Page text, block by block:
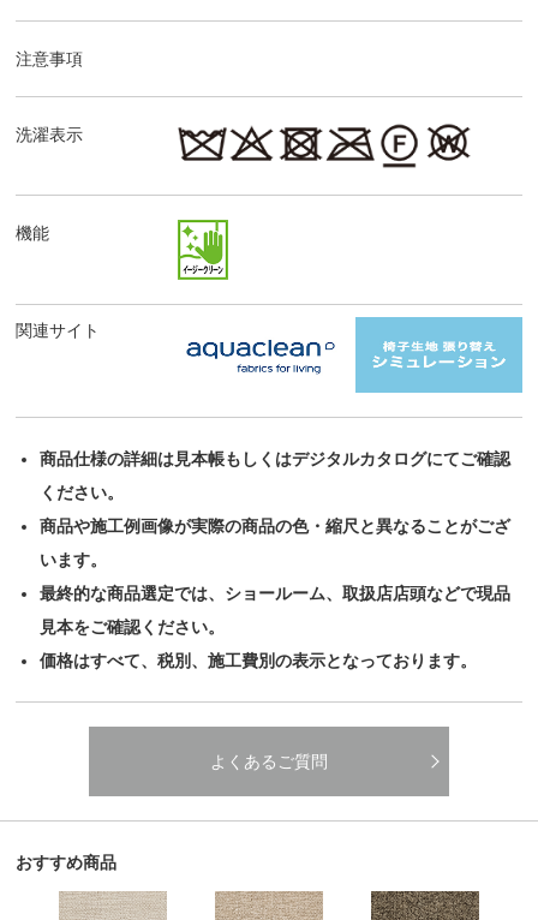
注意事項
洗濯表示
機能
関連サイト
商品仕様の詳細は見本帳もしくはデジタルカタログにてご確認
ください。
商品や施工例画像が実際の商品の色・縮尺と異なることがござ
います。
最終的な商品選定では、ショールーム、取扱店店頭などで現品
見本をご確認ください。
価格はすべて、税別、施工費別の表示となっております。
よくあるご質問
おすすめ商品